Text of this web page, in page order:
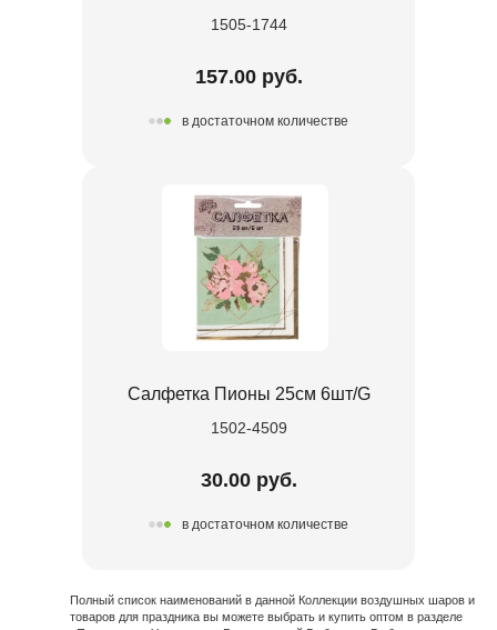
1505-1744
157.00 руб.
в достаточном количестве
Салфетка Пионы 25см 6шт/G
1502-4509
30.00 руб.
в достаточном количестве
Полный список наименований в данной Коллекции воздушных шаров и
товаров для праздника вы можете выбрать и купить оптом в разделе